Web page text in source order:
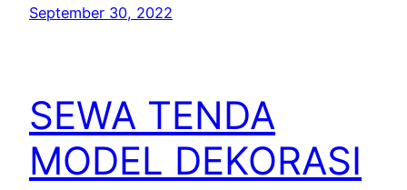
September 30, 2022
SEWA TENDA
MODEL DEKORASI